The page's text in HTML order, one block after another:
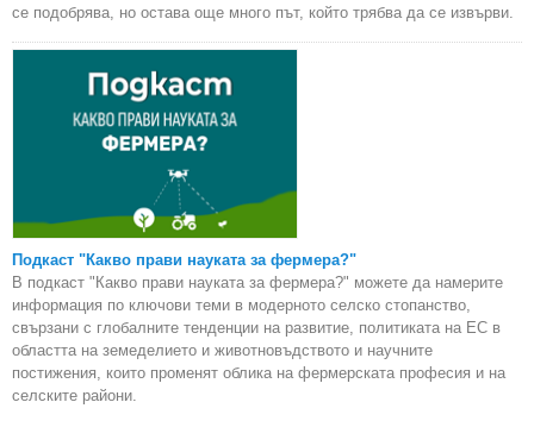
се подобрява, но остава още много път, който трябва да се извърви.
Подкаст "Какво прави науката за фермера?"
В подкаст "Какво прави науката за фермера?" можете да намерите
информация по ключови теми в модерното селско стопанство,
свързани с глобалните тенденции на развитие, политиката на ЕС в
областта на земеделието и животновъдството и научните
постижения, които променят облика на фермерската професия и на
селските райони.